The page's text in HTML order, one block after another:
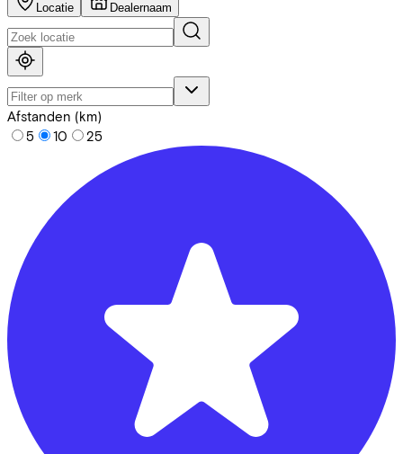
Locatie Dealernaam
Afstanden (km)
5
10 25